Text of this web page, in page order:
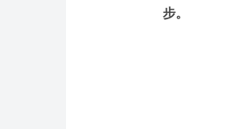
步。